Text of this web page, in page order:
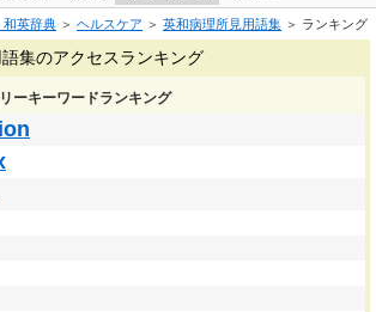
和英辞典 ＞ ヘルスケア ＞ 英和病理所見用語集 ＞ ランキング
集のアクセスランキング
ーキーワードランキング